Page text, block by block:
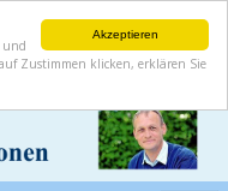
Akzeptieren
und
Zustimmen klicken, erklären Sie